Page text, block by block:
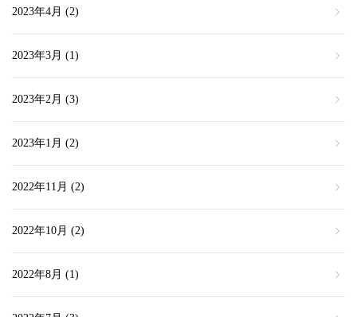
2023年4月 (2)
2023年3月 (1)
2023年2月 (3)
2023年1月 (2)
2022年11月 (2)
2022年10月 (2)
2022年8月 (1)